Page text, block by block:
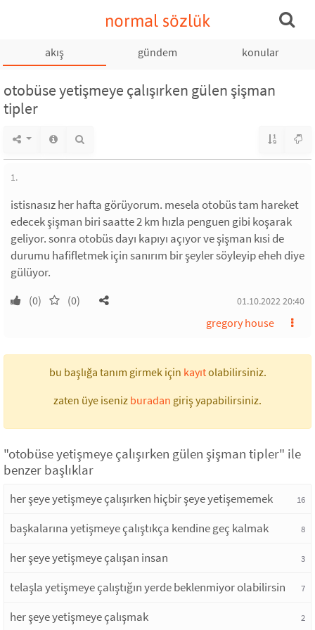
normal sözlük
akış gündem konular
otobüse yetişmeye çalışırken gülen şişman
tipler
1.
istisnasız her hafta görüyorum. mesela otobüs tam hareket
edecek şişman biri saatte 2 km hızla penguen gibi koşarak
geliyor. sonra otobüs dayı kapıyı açıyor ve şişman kısi de
durumu hafifletmek için sanırım bir şeyler söyleyip eheh diye
gülüyor.
(0) (0) 01.10.2022 20:40
gregory house
bu başlığa tanım girmek için kayıtolabilirsiniz.
zaten üye iseniz buradan giriş yapabilirsiniz.
"otobüse yetişmeye çalışırken gülen şişman tipler" ile
benzer başlıklar
her şeye yetişmeye çalışırken hiçbir şeye yetişememek 16
başkalarına yetişmeye çalıştıkça kendine geç kalmak 8
her şeye yetişmeye çalışan insan 3
telaşla yetişmeye çalıştığın yerde beklenmiyor olabilirsin 7
her şeye yetişmeye çalışmak 2